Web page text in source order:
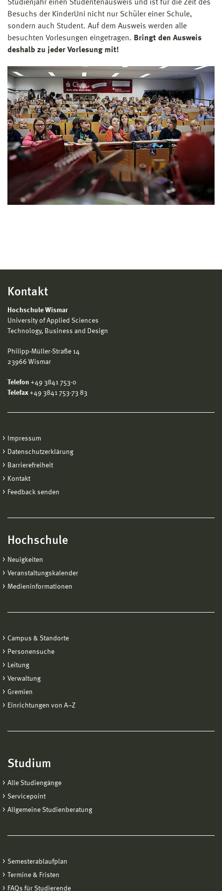
Studienjahr einen Studentenausweis und ist für die Zeit des
Besuchs der KinderUni nicht nur Schüler einer Schule,
sondern auch Student. Auf dem Ausweis werden alle
besuchten Vorlesungen eingetragen. Bringt den Ausweis
deshalb zu jeder Vorlesung mit!
Kontakt
Hochschule Wismar
University of Applied Sciences
Technology, Business and Design
Philipp-Müller-Straße 14
23966 Wismar
Telefon +49 3841 753-0
Telefax +49 3841 753-73 83
Impressum
Datenschutzerklärung
Barrierefreiheit
Kontakt
Feedback senden
Hochschule
Neuigkeiten
Veranstaltungskalender
Medieninformationen
Campus & Standorte
Personensuche
Leitung
Verwaltung
Gremien
Einrichtungen von A−Z
Studium
Alle Studiengänge
Servicepoint
Allgemeine Studienberatung
Semesterablaufplan
Termine & Fristen
FAQs für Studierende